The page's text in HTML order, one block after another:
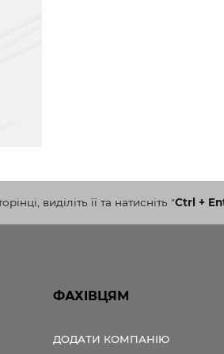
виділіть її та натисніть "Ctrl +
ФАХІВЦЯМ
ДОДАТИ КОМПАНІЮ